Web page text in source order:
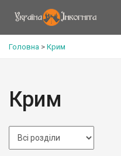
Головна > Крим
Крим